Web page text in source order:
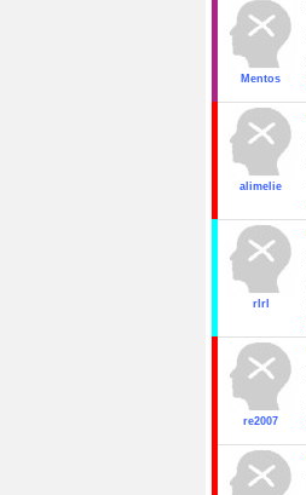
Mentos
alimelie
rlrl
re2007